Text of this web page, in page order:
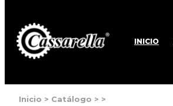
INICIO
Inicio > Catálogo > >